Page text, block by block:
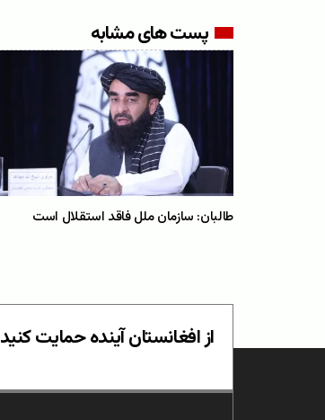
پست های مشابه
طالبان: سازمان ملل فاقد استقلال است
از افغانستان آینده حمایت کنید